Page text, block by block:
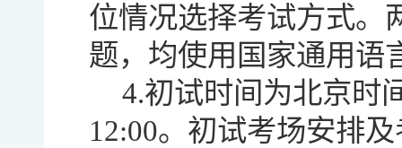
位情况选择考试方式。
题，均使用国家通用语
4.初试时间为北京时
12:00。初试考场安排